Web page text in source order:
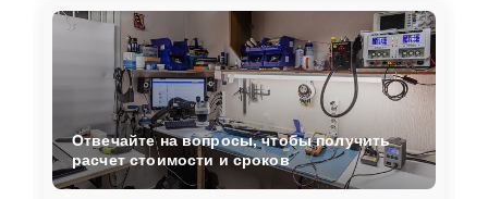
Отвечайте на вопросы, чтобы получить
расчет стоимости и сроков